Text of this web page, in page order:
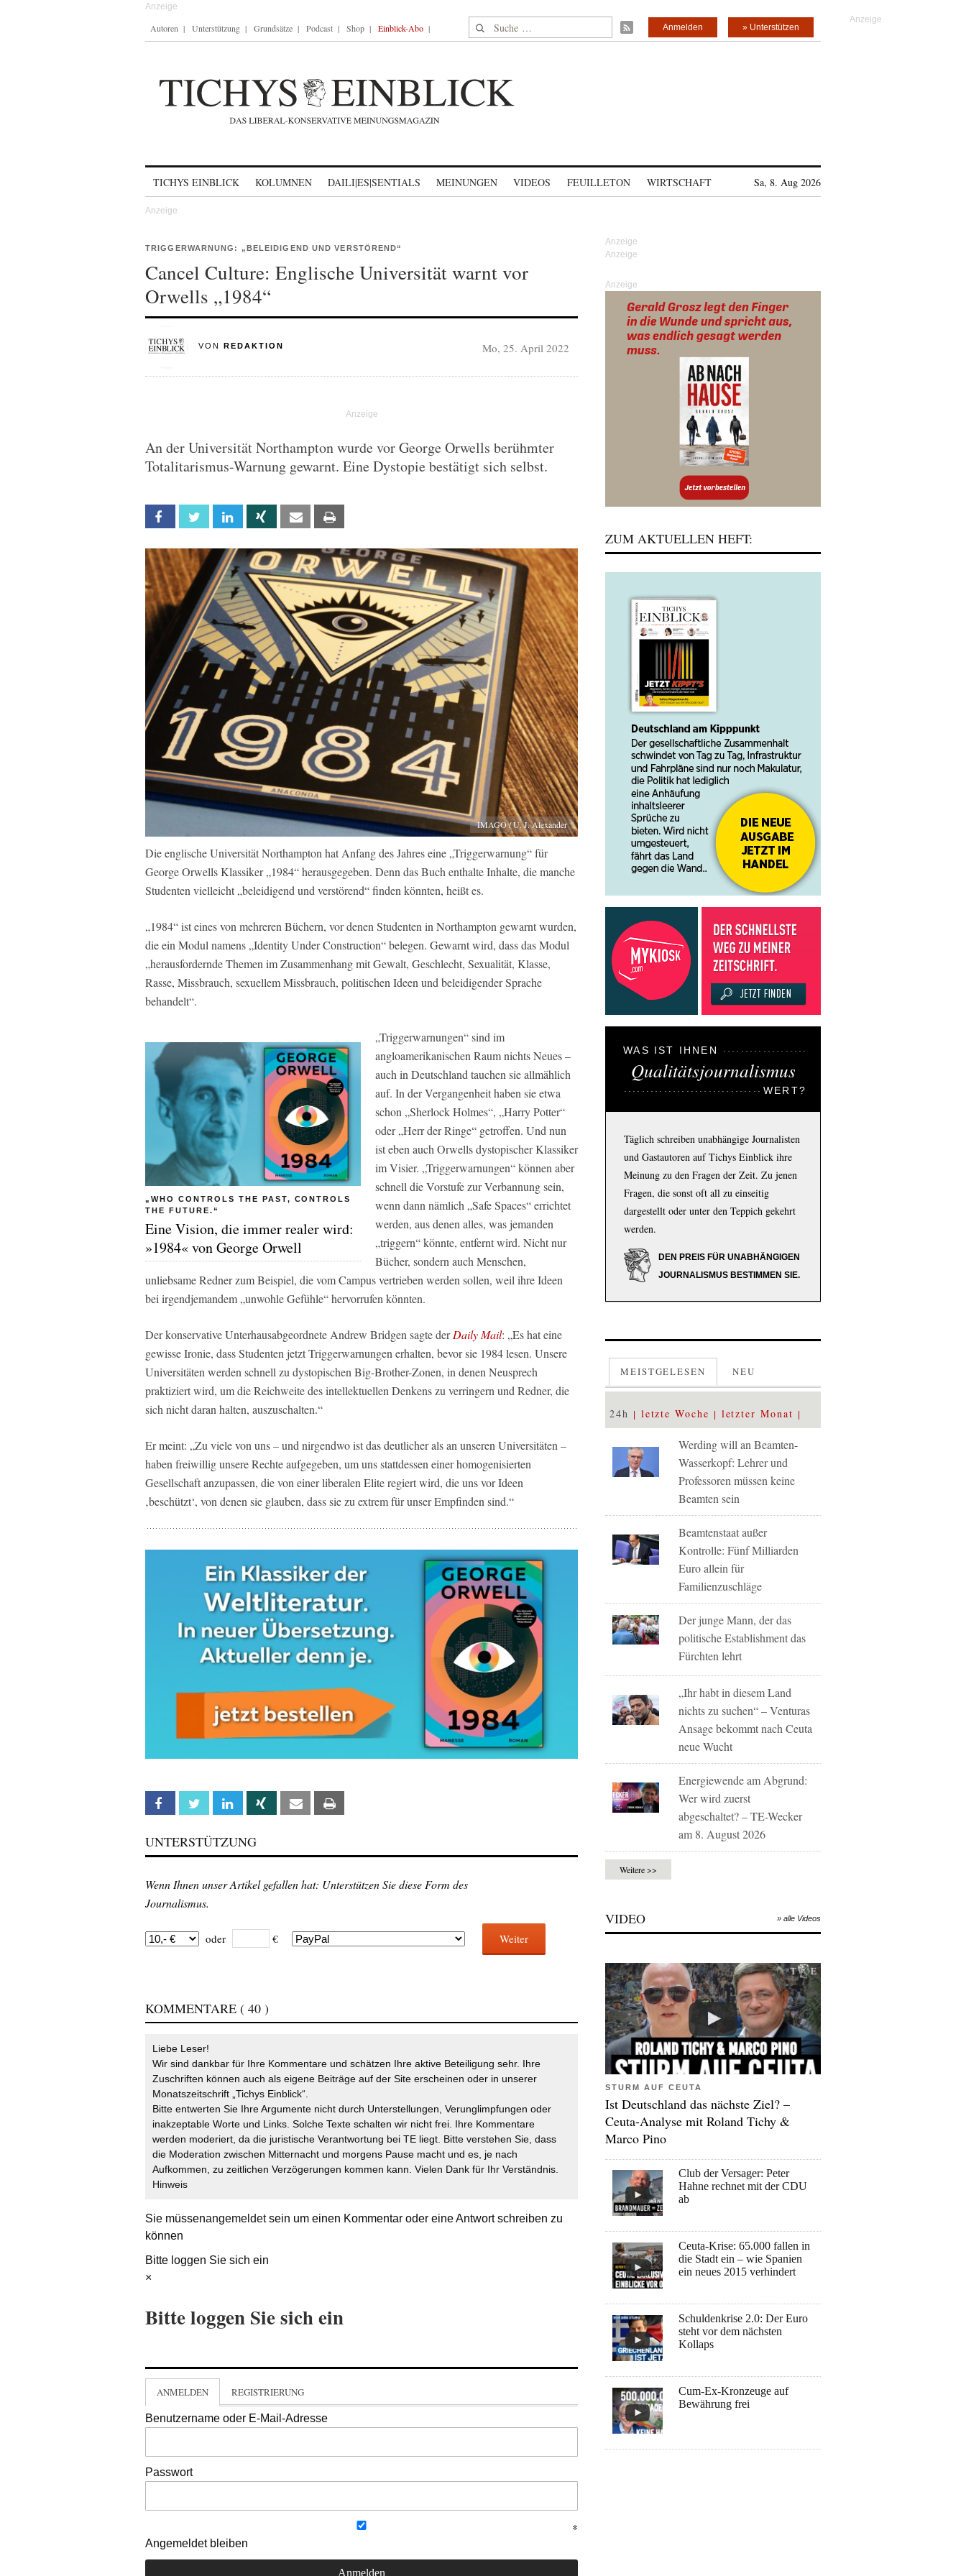
Autoren Unterstützung Grundsätze Podcast Shop Einblick-Abo Suche nach: » Unterstützen
Anmelden
TICHYS EINBLICK KOLUMNEN DAILI|ES|SENTIALS MEINUNGEN VIDEOS FEUILLETON WIRTSCHAFT Sa, 8. Aug 2026
TRIGGERWARNUNG: „BELEIDIGEND UND VERSTÖREND“
Cancel Culture: Englische Universität warnt vor
Orwells „1984“
VON REDAKTION Mo, 25. April 2022
An der Universität Northampton wurde vor George Orwells berühmter
Totalitarismus-Warnung gewarnt. Eine Dystopie bestätigt sich selbst.
Facebook Twitter Linkedin Xing Email
IMAGO / U. J. Alexander
Die englische Universität Northampton hat Anfang des Jahres eine „Triggerwarnung“ für
George Orwells Klassiker „1984“ herausgegeben. Denn das Buch enthalte Inhalte, die manche
Studenten vielleicht „beleidigend und verstörend“ finden könnten, heißt es.
„1984“ ist eines von mehreren Büchern, vor denen Studenten in Northampton gewarnt wurden,
die ein Modul namens „Identity Under Construction“ belegen. Gewarnt wird, dass das Modul
„herausfordernde Themen im Zusammenhang mit Gewalt, Geschlecht, Sexualität, Klasse,
Rasse, Missbrauch, sexuellem Missbrauch, politischen Ideen und beleidigender Sprache
behandelt“.
„WHO CONTROLS THE PAST, CONTROLS
THE FUTURE.“
Eine Vision, die immer realer wird:
»1984« von George Orwell
„Triggerwarnungen“ sind im
angloamerikanischen Raum nichts Neues –
auch in Deutschland tauchen sie allmählich
auf. In der Vergangenheit haben sie etwa
schon „Sherlock Holmes“, „Harry Potter“
oder „Herr der Ringe“ getroffen. Und nun
ist eben auch Orwells dystopischer Klassiker
im Visier. „Triggerwarnungen“ können aber
schnell die Vorstufe zur Verbannung sein,
wenn dann nämlich „Safe Spaces“ errichtet
werden, aus denen alles, was jemanden
„triggern“ könnte, entfernt wird. Nicht nur
Bücher, sondern auch Menschen,
unliebsame Redner zum Beispiel, die vom Campus vertrieben werden sollen, weil ihre Ideen
bei irgendjemandem „unwohle Gefühle“ hervorrufen könnten.
Der konservative Unterhausabgeordnete Andrew Bridgen sagte derDaily Mail: „Es hat eine
gewisse Ironie, dass Studenten jetzt Triggerwarnungen erhalten, bevor sie 1984 lesen. Unsere
Universitäten werden schnell zu dystopischen Big-Brother-Zonen, in denen Neusprech
praktiziert wird, um die Reichweite des intellektuellen Denkens zu verringern und Redner, die
sich nicht daran halten, auszuschalten.“
Er meint: „Zu viele von uns – und nirgendwo ist das deutlicher als an unseren Universitäten –
haben freiwillig unsere Rechte aufgegeben, um uns stattdessen einer homogenisierten
Gesellschaft anzupassen, die von einer liberalen Elite regiert wird, die uns vor Ideen
‚beschützt‘, von denen sie glauben, dass sie zu extrem für unser Empfinden sind.“
Facebook Twitter Linkedin Xing Email
UNTERSTÜTZUNG
Wenn Ihnen unser Artikel gefallen hat: Unterstützen Sie diese Form des
Journalismus.
oder € Weiter
KOMMENTARE ( 40 )
Liebe Leser!
Wir sind dankbar für Ihre Kommentare und schätzen Ihre aktive Beteiligung sehr. Ihre
Zuschriften können auch als eigene Beiträge auf der Site erscheinen oder in unserer
Monatszeitschrift „Tichys Einblick“.
Bitte entwerten Sie Ihre Argumente nicht durch Unterstellungen, Verunglimpfungen oder
inakzeptable Worte und Links. Solche Texte schalten wir nicht frei. Ihre Kommentare
werden moderiert, da die juristische Verantwortung bei TE liegt. Bitte verstehen Sie, dass
die Moderation zwischen Mitternacht und morgens Pause macht und es, je nach
Aufkommen, zu zeitlichen Verzögerungen kommen kann. Vielen Dank für Ihr Verständnis.
Hinweis
Sie müssenangemeldetsein um einen Kommentar oder eine Antwort schreiben zu
können
Bitte loggen Sie sich ein
×
Bitte loggen Sie sich ein
ANMELDEN REGISTRIERUNG
Benutzername oder E-Mail-Adresse
Passwort
Angemeldet bleiben
Anzeige
ZUM AKTUELLEN HEFT:
WAS IST IHNEN
Qualitätsjournalismus
WERT?
Täglich schreiben unabhängige Journalisten
und Gastautoren auf Tichys Einblick ihre
Meinung zu den Fragen der Zeit. Zu jenen
Fragen, die sonst oft all zu einseitig
dargestellt oder unter den Teppich gekehrt
werden.
DEN PREIS FÜR UNABHÄNGIGEN
JOURNALISMUS BESTIMMEN SIE.
MEISTGELESEN NEU
24h letzte Woche letzter Monat
Werding will an Beamten-
Wasserkopf: Lehrer und
Professoren müssen keine
Beamten sein
Beamtenstaat außer
Kontrolle: Fünf Milliarden
Euro allein für
Familienzuschläge
Der junge Mann, der das
politische Establishment das
Fürchten lehrt
„Ihr habt in diesem Land
nichts zu suchen“ – Venturas
Ansage bekommt nach Ceuta
neue Wucht
Energiewende am Abgrund:
Wer wird zuerst
abgeschaltet? – TE-Wecker
am 8. August 2026
Weitere >>
VIDEO » alle Videos
STURM AUF CEUTA
Ist Deutschland das nächste Ziel? –
Ceuta-Analyse mit Roland Tichy &
Marco Pino
Club der Versager: Peter
Hahne rechnet mit der CDU
ab
Ceuta-Krise: 65.000 fallen in
die Stadt ein – wie Spanien
ein neues 2015 verhindert
Schuldenkrise 2.0: Der Euro
steht vor dem nächsten
Kollaps
Cum-Ex-Kronzeuge auf
Bewährung frei